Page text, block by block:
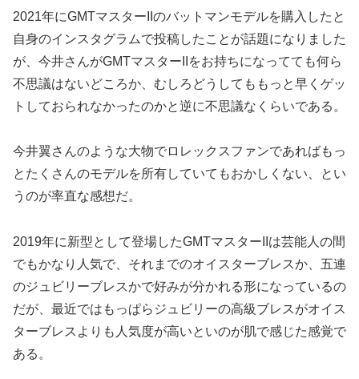
2021年にGMTマスターIIのバットマンモデルを購入したと
自身のインスタグラムで投稿したことが話題になりました
が、今井さんがGMTマスターIIをお持ちになってても何ら
不思議はないどころか、むしろどうしてももっと早くゲッ
トしておられなかったのかと逆に不思議なくらいである。
今井翼さんのような大物でロレックスファンであればもっ
とたくさんのモデルを所有していてもおかしくない、とい
うのが率直な感想だ。
2019年に新型として登場したGMTマスターIIは芸能人の間
でもかなり人気で、それまでのオイスターブレスか、五連
のジュビリーブレスかで好みが分かれる形になっているの
だが、最近ではもっぱらジュビリーの高級ブレスがオイス
ターブレスよりも人気度が高いといのが肌で感じた感覚で
ある。